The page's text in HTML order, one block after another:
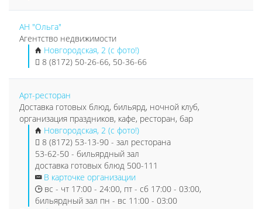
АН "Ольга"
Агентство недвижимости
Новгородская, 2 (с фото!)
8 (8172) 50-26-66, 50-36-66
Арт-ресторан
Доставка готовых блюд, бильярд, ночной клуб,
организация праздников, кафе, ресторан, бар
Новгородская, 2 (с фото!)
8 (8172) 53-13-90 - зал ресторана
53-62-50 - бильярдный зал
доставка готовых блюд 500-111
В карточке организации
вс - чт 17:00 - 24:00, пт - сб 17:00 - 03:00,
бильярдный зал пн - вс 11:00 - 03:00